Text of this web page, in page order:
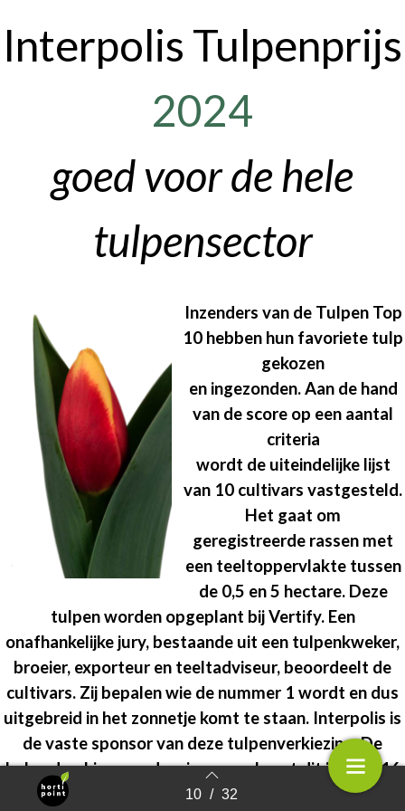
Terug naar overzicht 10 / 32
Interpolis Tulpenprijs
2024
goed voor de hele
tulpensector
Inzenders van de Tulpen Top
10 hebben hun favoriete tulp
gekozen
en ingezonden. Aan de hand
van de score op een aantal
criteria
wordt de uiteindelijke lijst
van 10 cultivars vastgesteld.
Het gaat om
geregistreerde rassen met
een teeltoppervlakte tussen
de 0,5 en 5 hectare. Deze
tulpen worden opgeplant bij Vertify. Een
onafhankelijke jury, bestaande uit een tulpenkweker,
broeier, exporteur en teeltadviseur, beoordeelt de
cultivars. Zij bepalen wie de nummer 1 wordt en dus
uitgebreid in het zonnetje komt te staan. Interpolis is
de vaste sponsor van deze tulpenverkiezing. De
bekendmaking van de winnaar gebeurt dit jaar op 16
februari.